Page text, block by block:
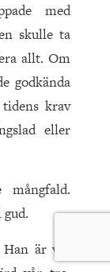
med
skulle ta
allt. Om
godkända
krav
eller
är vår